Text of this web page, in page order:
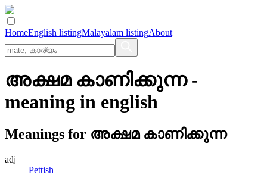
HomeEnglish listingMalayalam listingAbout
അക്ഷമ കാണിക്കുന്ന-
meaning in english
Meanings for അക്ഷമ കാണിക്കുന്ന
adj
Pettish